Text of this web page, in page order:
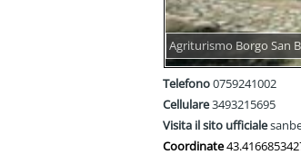
Agriturismo Borgo San
Telefono0759241002
Cellulare3493215695
Visita il sito ufficiale
Coordinate